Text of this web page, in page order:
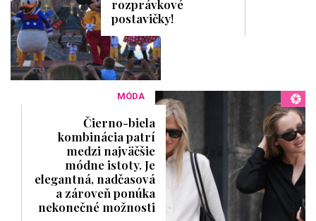
rozprávkové
postavičky!
MÓDA
Čierno-biela
kombinácia patrí
medzi najväčšie
módne istoty. Je
elegantná, nadčasová
a zároveň ponúka
nekonečné možnosti